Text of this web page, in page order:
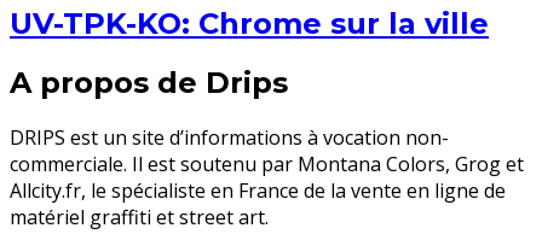
UV-TPK-KO: Chrome sur la ville
A propos de Drips
DRIPS est un site d’informations à vocation non-
commerciale. Il est soutenu par Montana Colors, Grog et
Allcity.fr, le spécialiste en France de la vente en ligne de
matériel graffiti et street art.